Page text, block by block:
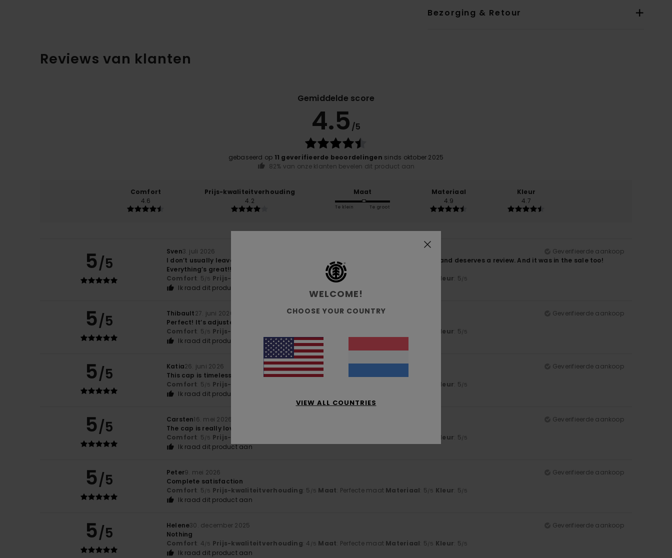
Bezorging & Retour
Reviews van klanten
Gemiddelde score
4.5 /5
gebaseerd op 11 geverifieerde beoordelingen sinds oktober 2025
82% van onze klanten bevelen dit product aan
Comfort
4.6
Prijs-kwaliteitverhouding
4.2
Maat
Te klein Te groot
Materiaal
4.9
Kleur
4.7
5/5
Sven3. juli 2026
Geverifieerde aankoop
I don’t usually leave feedback on products I’ve bought, but this cap is really nice and deserves a review. And it was in the sale too!
Everything’s great!!
Comfort: 5/5 Prijs-kwaliteitverhouding Maat: Perfecte maat Kleur: 5/5
Ik raad dit product aan
5/5 Thibault27. juni 2026
Geverifieerde aankoop
Perfect! It’s adjustable – everything’s spot on.
Comfort: 5/5 Prijs-kwaliteitverhouding Kleur: 5/5
Ik raad dit product aan
5/5 Katia26. juni 2026
Geverifieerde aankoop
This cap is timeless and well-cut
Comfort: 5/5 Prijs-kwaliteitverhouding Kleur: 5/5
Ik raad dit product aan
5/5 Carsten16. mei 2026
Geverifieerde aankoop
The cap is really lovely
Comfort: 5/5 Prijs-kwaliteitverhouding Kleur: 5/5
Ik raad dit product aan
5/5 Peter9. mei 2026
Geverifieerde aankoop
Complete satisfaction
Comfort: 5/5 Prijs-kwaliteitverhouding: 5 /5 Maat: Perfecte maat Materiaal: 5/5 Kleur: 5/5
Ik raad dit product aan
5/5 Helene30. december 2025
Geverifieerde aankoop
Nothing
Comfort: 4/5 Prijs-kwaliteitverhouding: 4 /5 Maat: Perfecte maat Materiaal: 5/5 Kleur: 5/5
Ik raad dit product aan
WELCOME!
CHOOSE YOUR COUNTRY
VIEW ALL COUNTRIES